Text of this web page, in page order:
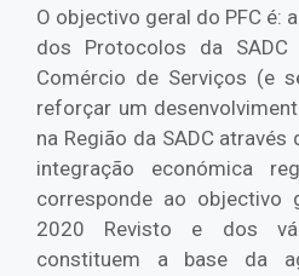
O objectivo geral do PFC é:
dos Protocolos da
Comércio de Serviços (e
reforçar um
na Região da SADC
integração económica
corresponde ao objectivo
2020 Revisto e dos
constituem a base da